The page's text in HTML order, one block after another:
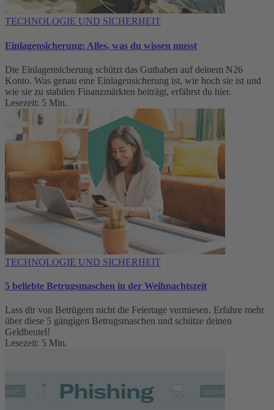
TECHNOLOGIE UND SICHERHEIT
Einlagensicherung: Alles, was du wissen musst
Die Einlagensicherung schützt das Guthaben auf deinem N26
Konto. Was genau eine Einlagensicherung ist, wie hoch sie ist und
wie sie zu stabilen Finanzmärkten beiträgt, erfährst du hier.
Lesezeit: 5 Min.
TECHNOLOGIE UND SICHERHEIT
5 beliebte Betrugsmaschen in der Weihnachtszeit
Lass dir von Betrügern nicht die Feiertage vermiesen. Erfahre mehr
über diese 5 gängigen Betrugsmaschen und schütze deinen
Geldbeutel!
Lesezeit: 5 Min.